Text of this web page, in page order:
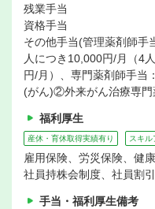
残業手当
資格手当
その他手当(管理薬剤師手
人につき10,000円/月（4
円/月）、専門薬剤師手
(がん)②外来がん治療専
福利厚生
産休・育休取得実績有り スキル
雇用保険、労災保険、健
社員持株会制度、社員割
手当・福利厚生備考